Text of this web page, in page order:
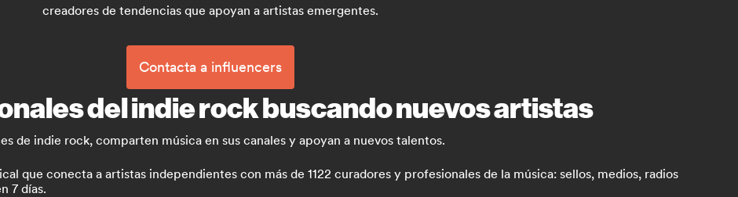
creadores de tendencias que apoyan a artistas emergentes.
Contacta a influencers
del indie rock buscando nuevos artistas
de indie rock, comparten música en sus canales y apoyan a nuevos talentos.
que conecta a artistas independientes con más de 1122 curadores y profesionales de la música: sellos, medios, radios
7 días.